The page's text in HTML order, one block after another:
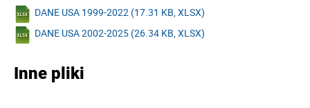
DANE USA 1999-2022 (17.31 KB, XLSX)
DANE USA 2002-2025 (26.34 KB, XLSX)
Inne pliki